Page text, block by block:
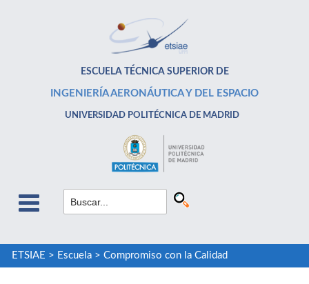
ESCUELA TÉCNICA SUPERIOR DE
INGENIERÍA AERONÁUTICA Y DEL ESPACIO
UNIVERSIDAD POLITÉCNICA DE MADRID
ETSIAE > Escuela> Compromiso con la Calidad